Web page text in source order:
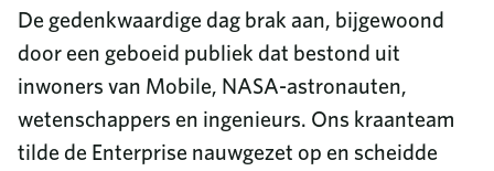
De gedenkwaardige dag brak aan, bijgewoond
door een geboeid publiek dat bestond uit
inwoners van Mobile, NASA-astronauten,
wetenschappers en ingenieurs. Ons kraanteam
tilde de Enterprise nauwgezet op en scheidde